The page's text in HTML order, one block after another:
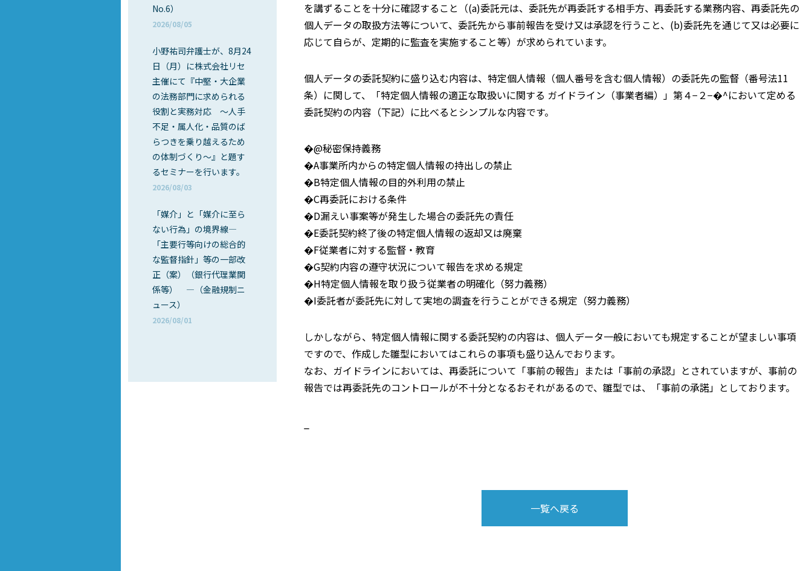
No.6）
2026/08/05
小野祐司弁護士が、8月24
日（月）に株式会社リセ
主催にて『中堅・大企業
の法務部門に求められる
役割と実務対応 ～人手
不足・属人化・品質のば
らつきを乗り越えるため
の体制づくり～』と題す
るセミナーを行います。
2026/08/03
「媒介」と「媒介に至ら
ない行為」の境界線―
「主要行等向けの総合的
な監督指針」等の一部改
正（案）（銀行代理業関
係等） ―（金融規制ニ
ュース）
2026/08/01
を講ずることを十分に確認すること（(a)委託元は、委託先が再委託する相手方、再委託する業務内容、再委託先の
個人データの取扱方法等について、委託先から事前報告を受け又は承認を行うこと、(b)委託先を通じて又は必要に
応じて自らが、定期的に監査を実施すること等）が求められています。
個人データの委託契約に盛り込む内容は、特定個人情報（個人番号を含む個人情報）の委託先の監督（番号法11
条）に関して、「特定個人情報の適正な取扱いに関する ガイドライン（事業者編）」第４−２−�^において定める
委託契約の内容（下記）に比べるとシンプルな内容です。
�@秘密保持義務
�A事業所内からの特定個人情報の持出しの禁止
�B特定個人情報の目的外利用の禁止
�C再委託における条件
�D漏えい事案等が発生した場合の委託先の責任
�E委託契約終了後の特定個人情報の返却又は廃棄
�F従業者に対する監督・教育
�G契約内容の遵守状況について報告を求める規定
�H特定個人情報を取り扱う従業者の明確化（努力義務）
�I委託者が委託先に対して実地の調査を行うことができる規定（努力義務）
しかしながら、特定個人情報に関する委託契約の内容は、個人データ一般においても規定することが望ましい事項
ですので、作成した雛型においてはこれらの事項も盛り込んでおります。
なお、ガイドラインにおいては、再委託について「事前の報告」または「事前の承認」とされていますが、事前の
報告では再委託先のコントロールが不十分となるおそれがあるので、雛型では、「事前の承諾」としております。
一覧へ戻る